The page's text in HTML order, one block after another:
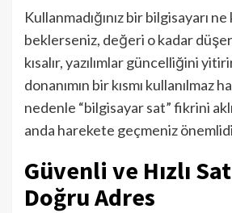
Kullanmadığınız bir bilgisayarı
beklerseniz, değeri o kadar
kısalır, yazılımlar güncelliğini
donanımın bir kısmı kullanılmaz
nedenle “bilgisayar sat” fikrini
anda harekete geçmeniz
Güvenli ve Hızlı
Doğru Adres